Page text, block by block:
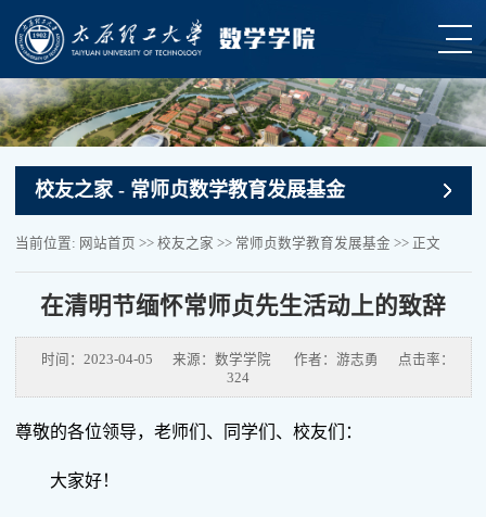
校友之家 - 常师贞数学教育发展基金
当前位置: 网站首页 >> 校友之家 >> 常师贞数学教育发展基金 >> 正文
在清明节缅怀常师贞先生活动上的致辞
时间：2023-04-05 来源：数学学院 作者：游志勇
点击率：
324
尊敬的各位领导，老师们、同学们、校友们：
大家好！